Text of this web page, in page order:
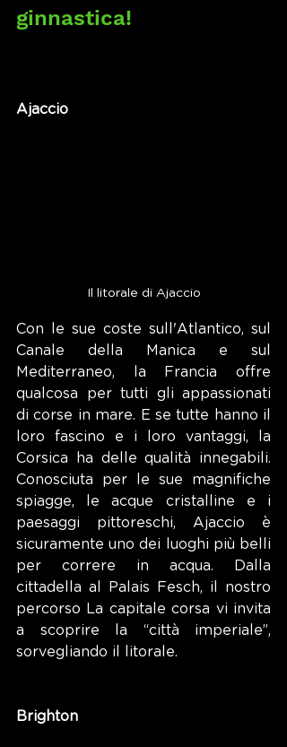
ginnastica!
Ajaccio
Il litorale di Ajaccio
Con le sue coste sull'Atlantico, sul
Canale della Manica e sul
Mediterraneo, la Francia offre
qualcosa per tutti gli appassionati
di corse in mare. E se tutte hanno il
loro fascino e i loro vantaggi, la
Corsica ha delle qualità innegabili.
Conosciuta per le sue magnifiche
spiagge, le acque cristalline e i
paesaggi pittoreschi, Ajaccio è
sicuramente uno dei luoghi più belli
per correre in acqua. Dalla
cittadella al Palais Fesch, il nostro
percorso La capitale corsa vi invita
a scoprire la “città imperiale”,
sorvegliando il litorale.
Brighton